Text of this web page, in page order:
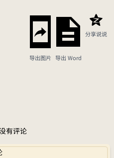
导出图片 导出 Word
分享说说
有评论